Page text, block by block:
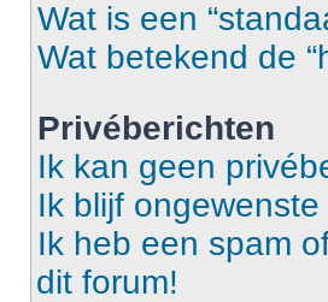
Wat is een
Wat betekend de
Privéberichten
Ik kan geen
Ik blijf
Ik heb een spam
dit forum!